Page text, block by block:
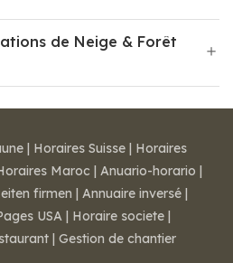
de Neige & Forêt
| Horaires Suisse | Horaires
Maroc | Anuario-horario |
firmen | Annuaire inversé |
USA | Horaire societe |
| Gestion de chantier